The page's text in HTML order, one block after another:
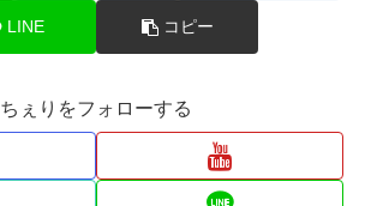
LINE コピー
ちぇりをフォローする